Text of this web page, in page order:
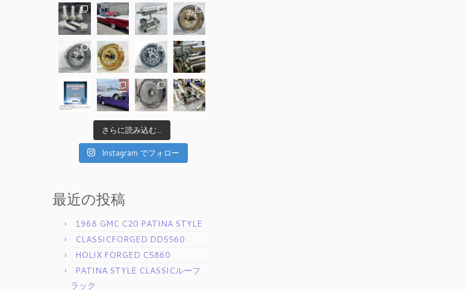
さらに読み込む...
Instagram でフォロー
最近の投稿
1968 GMC C20 PATINA STYLE
CLASSICFORGED DD5560
HOLIX FORGED C5860
PATINA STYLE CLASSICルーフ
ラック